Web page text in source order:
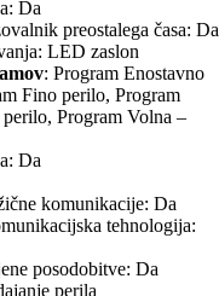
Da
preostalega časa: Da
LED zaslon
: Program Enostavno
Fino perilo, Program
Program Volna –
Da
komunikacije: Da
tehnologija:
posodobitve: Da
perila